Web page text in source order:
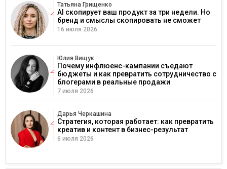
Татьяна Грищенко
AI скопирует ваш продукт за три недели. Но
бренд и смыслы скопировать не сможет
16 июля 2026
Юлия Вищук
Почему инфлюенс-кампании съедают
бюджеты и как превратить сотрудничество с
блогерами в реальные продажи
7 июля 2026
Дарья Черкашина
Стратегия, которая работает: как превратить
креатив и контент в бизнес-результат
6 июля 2026